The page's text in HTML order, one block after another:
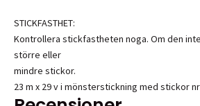
STICKFASTHET:
Kontrollera stickfastheten noga. Om den
större eller
mindre stickor.
23 m x 29 v i mönsterstickning med stickor nr